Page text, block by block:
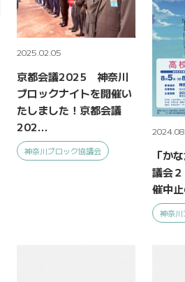
2025.02.05
京都会議2025 神奈川
ブロックナイトを開催い
たしました！京都会議
202…
神奈川ブロック協議会
「か
議会
催中
神奈